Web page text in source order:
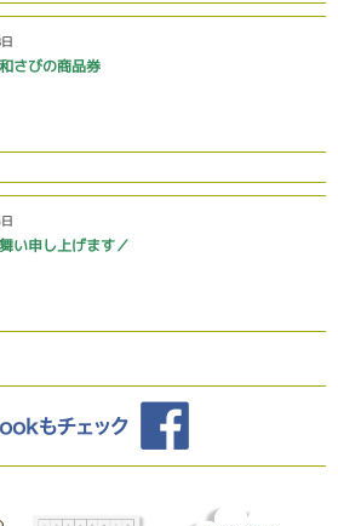
さびの商品券
い申し上げます／